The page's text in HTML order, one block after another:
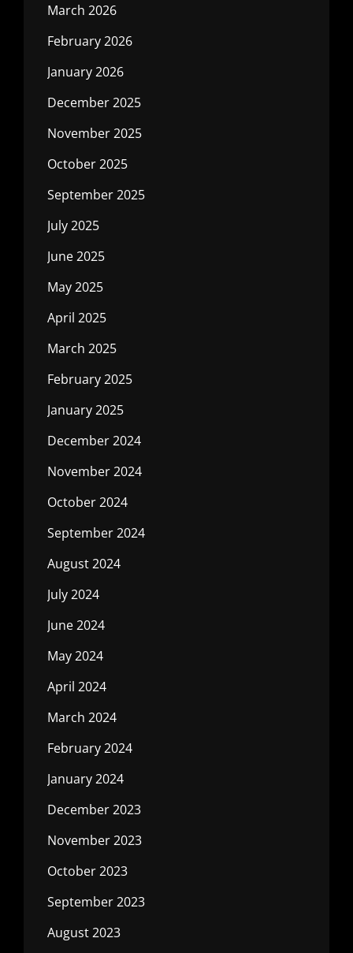
March 2026
February 2026
January 2026
December 2025
November 2025
October 2025
September 2025
July 2025
June 2025
May 2025
April 2025
March 2025
February 2025
January 2025
December 2024
November 2024
October 2024
September 2024
August 2024
July 2024
June 2024
May 2024
April 2024
March 2024
February 2024
January 2024
December 2023
November 2023
October 2023
September 2023
August 2023